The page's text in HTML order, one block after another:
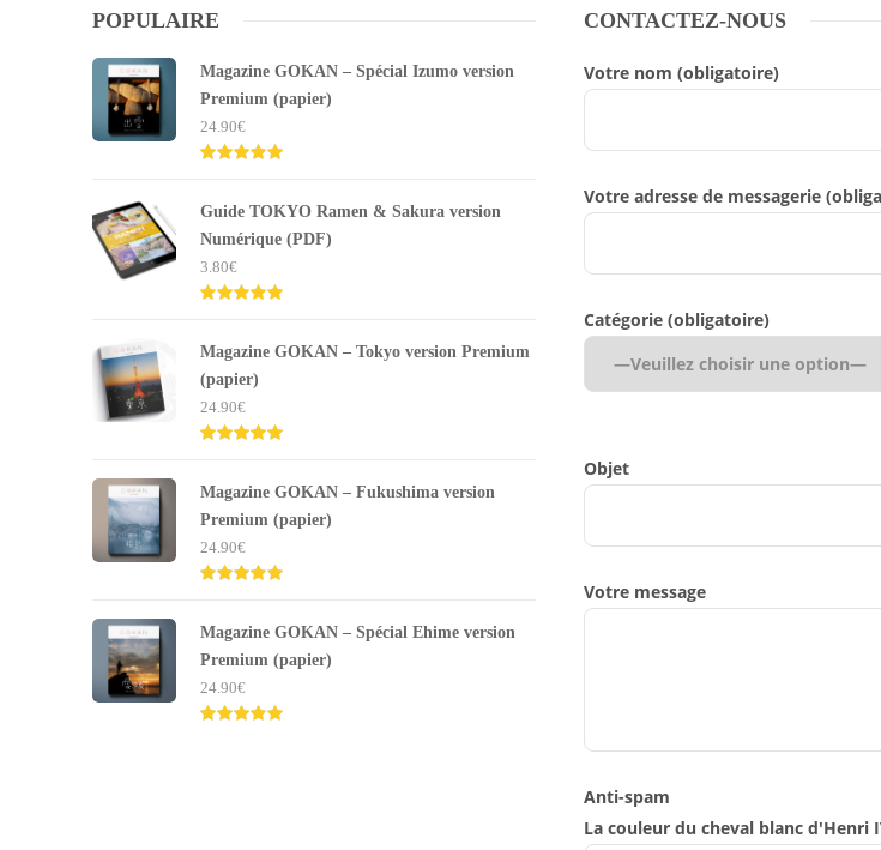
POPULAIRE
Magazine GOKAN – Spécial Izumo version
Premium (papier)
24.90€
sur 5
Guide TOKYO Ramen & Sakura version
Numérique (PDF)
3.80€
sur 5
Magazine GOKAN – Tokyo version Premium
(papier)
24.90€
sur 5
Magazine GOKAN – Fukushima version
Premium (papier)
24.90€
sur 5
Magazine GOKAN – Spécial Ehime version
Premium (papier)
24.90€
CONTACTEZ-NOUS
Votre nom (obligatoire)
Votre adresse de messagerie
Catégorie (obligatoire)
Objet
Votre message
Anti-spam
La couleur du cheval blanc d'Henri